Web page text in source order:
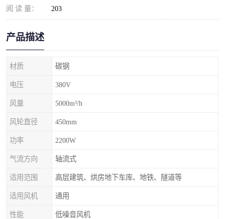
阅 读 量： 203
产品描述
材质 碳钢
电压 380V
风量 5000m³/h
风轮直径 450mm
功率 2200W
气流方向 轴流式
适用范围 高层建筑、烘房地下车库、地铁、隧道等
适用风机 通用
性能 低噪音风机